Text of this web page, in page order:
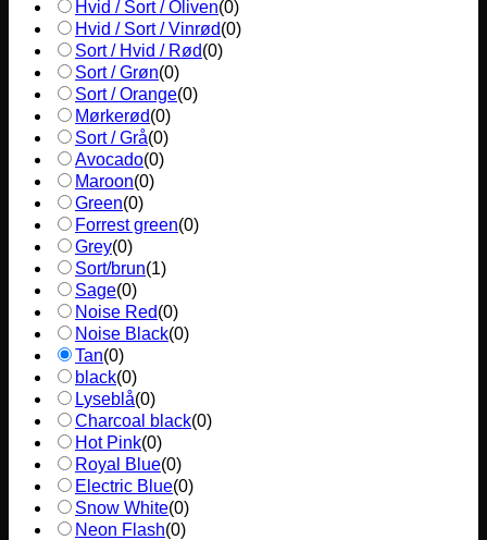
Hvid / Sort / Oliven(0)
Hvid / Sort / Vinrød(0)
Sort / Hvid / Rød(0)
Sort / Grøn(0)
Sort / Orange(0)
Mørkerød(0)
Sort / Grå(0)
Avocado(0)
Maroon(0)
Green(0)
Forrest green(0)
Grey(0)
Sort/brun(1)
Sage(0)
Noise Red(0)
Noise Black(0)
Tan(0)
black(0)
Lyseblå(0)
Charcoal black(0)
Hot Pink(0)
Royal Blue(0)
Electric Blue(0)
Snow White(0)
Neon Flash(0)